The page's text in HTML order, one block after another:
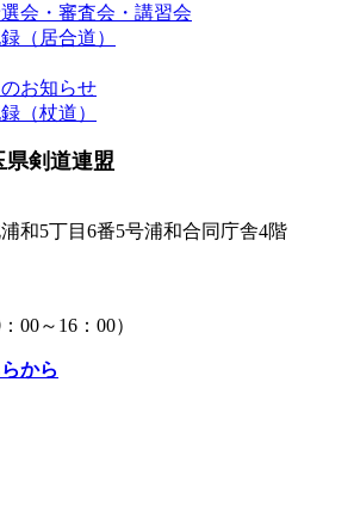
会・審査会・講習会
（居合道）
お知らせ
（杖道）
県剣道連盟
和5丁目6番5号浦和合同庁舎4階
00～16：00）
から